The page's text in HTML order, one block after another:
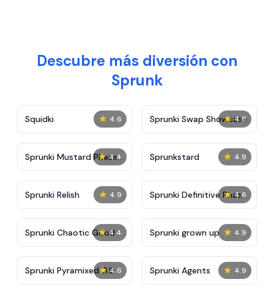
Descubre más diversión con
Sprunk
★ 4.6
Squidki ★ 4.8
Sprunki Swap Showcase
★ 4.4
Sprunki Mustard Phase
2
★ 4.9
Sprunkstard
★ 4.9
Sprunki Relish ★ 4.6
Sprunki Definitive Phase
7
★ 4.4
Sprunki Chaotic Good ★ 4.9
Sprunki grown up
★ 4.6
Sprunki Pyramixed 0.9 ★ 4.9
Sprunki Agents